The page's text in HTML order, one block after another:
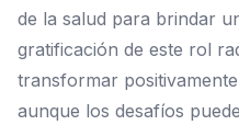
de la salud para brindar
gratificación de este rol
transformar
aunque los desafíos